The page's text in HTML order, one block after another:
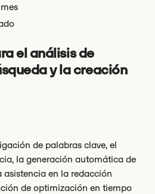
el análisis de
y la creación
de palabras clave, el
la generación automática de
asistencia en la redacción
de optimización en tiempo